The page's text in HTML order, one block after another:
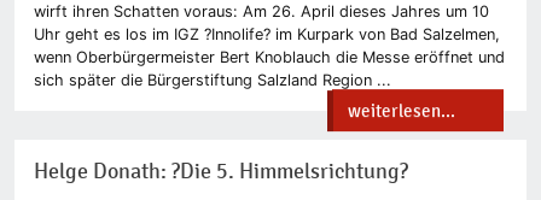
wirft ihren Schatten voraus: Am 26. April dieses Jahres um 10
Uhr geht es los im IGZ ?Innolife? im Kurpark von Bad Salzelmen,
wenn Oberbürgermeister Bert Knoblauch die Messe eröffnet und
sich später die Bürgerstiftung Salzland Region ...
weiterlesen...
Helge Donath: ?Die 5. Himmelsrichtung?